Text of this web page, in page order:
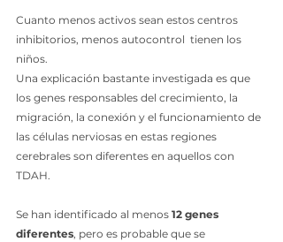
Cuanto menos activos sean estos centros
inhibitorios, menos autocontrol  tienen los
niños.
Una explicación bastante investigada es que
los genes responsables del crecimiento, la
migración, la conexión y el funcionamiento de
las células nerviosas en estas regiones
cerebrales son diferentes en aquellos con
TDAH.
Se han identificado al menos 12 genes
diferentes, pero es probable que se